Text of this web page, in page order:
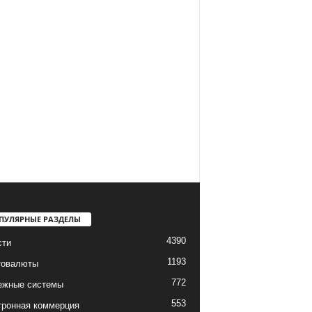
РАЗДЕЛЫ
4390
1193
системы 772
коммерция 553